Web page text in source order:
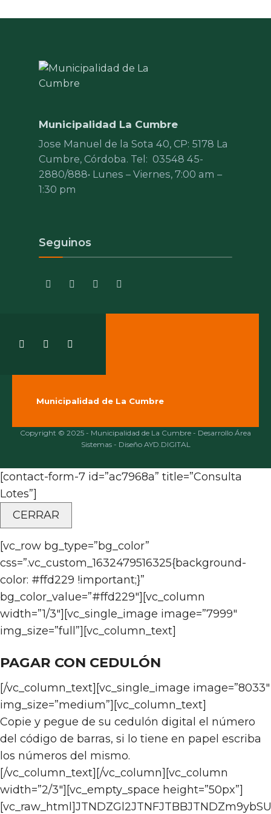
Municipalidad La Cumbre
Jose Manuel de la Sota 40, CP: 5178 La
Cumbre, Córdoba. Tel: 03548 45-
2880/888• Lunes – Viernes, 7:00 am –
1:30 pm
Seguinos
Municipalidad de La Cumbre
Copyright © 2025 - Municipalidad de La Cumbre - Desarrollo Área
Sistemas - Diseño AYD.DIGITAL
[contact-form-7 id=”ac7968a” title=”Consulta
Lotes”]
CERRAR
[vc_row bg_type=”bg_color”
css=”.vc_custom_1632479516325{background-
color: #ffd229 !important;}”
bg_color_value=”#ffd229″][vc_column
width=”1/3″][vc_single_image image=”7999″
img_size=”full”][vc_column_text]
PAGAR CON CEDULÓN
[/vc_column_text][vc_single_image image=”8033″
img_size=”medium”][vc_column_text]
Copie y pegue de su cedulón digital el número
del código de barras, si lo tiene en papel escriba
los números del mismo.
[/vc_column_text][/vc_column][vc_column
width=”2/3″][vc_empty_space height=”50px”]